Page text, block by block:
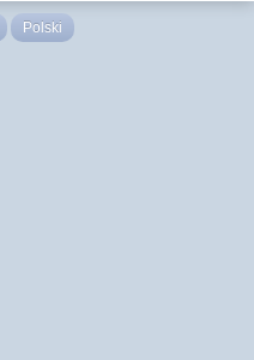
Polski